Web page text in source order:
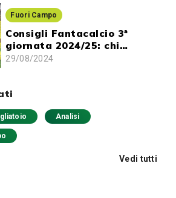
Fuori Campo
Consigli Fantacalcio 3ª
giornata 2024/25: chi
schierare e chi evitare
29/08/2024
Analisi
Vedi tutti